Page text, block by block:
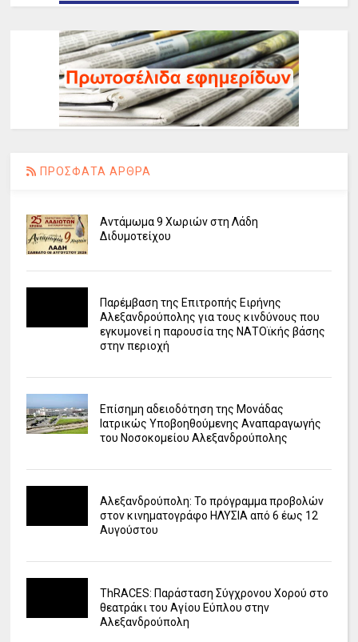
ΠΡΟΣΦΑΤΑ ΑΡΘΡΑ
Αντάμωμα 9 Χωριών στη Λάδη
Διδυμοτείχου
Παρέμβαση της Επιτροπής Ειρήνης
Αλεξανδρούπολης για τους κινδύνους που
εγκυμονεί η παρουσία της ΝΑΤΟϊκής βάσης
στην περιοχή
Επίσημη αδειοδότηση της Μονάδας
Ιατρικώς Υποβοηθούμενης Αναπαραγωγής
του Νοσοκομείου Αλεξανδρούπολης
Αλεξανδρούπολη: Το πρόγραμμα προβολών
στον κινηματογράφο ΗΛΥΣΙΑ από 6 έως 12
Αυγούστου
ΤhRACES: Παράσταση Σύγχρονου Χορού στο
θεατράκι του Αγίου Εύπλου στην
Αλεξανδρούπολη